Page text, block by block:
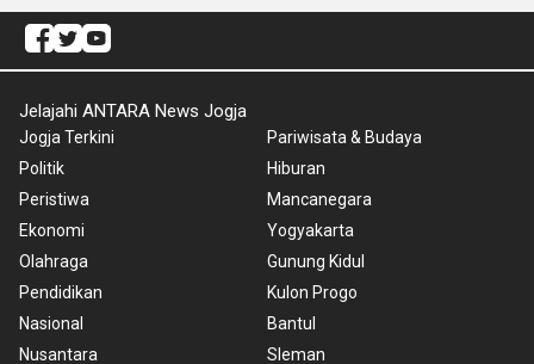
Jelajahi ANTARA News Jogja
Jogja Terkini
Politik
Peristiwa
Ekonomi
Olahraga
Pendidikan
Nasional
Nusantara
Pariwisata & Budaya
Hiburan
Mancanegara
Yogyakarta
Gunung Kidul
Kulon Progo
Bantul
Sleman